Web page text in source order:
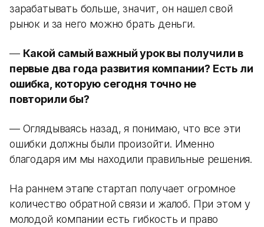
зарабатывать больше, значит, он нашел свой
рынок и за него можно брать деньги.
— Какой самый важный урок вы получили в
первые два года развития компании? Есть ли
ошибка, которую сегодня точно не
повторили бы?
— Оглядываясь назад, я понимаю, что все эти
ошибки должны были произойти. Именно
благодаря им мы находили правильные решения.
На раннем этапе стартап получает огромное
количество обратной связи и жалоб. При этом у
молодой компании есть гибкость и право